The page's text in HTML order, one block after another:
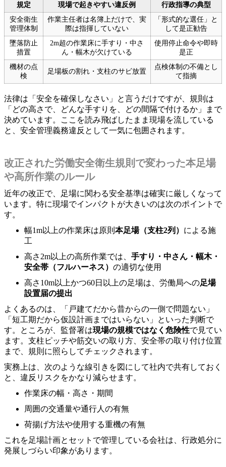
規定 現場で起きやすい違反例
行政指導の典型
安全衛生
管理体制
作業主任者は名簿上だけで、実
際は指揮していない
「形式的な選任」と
して是正勧告
墜落防止
措置
2m超の作業床に手すり・中さ
ん・幅木が欠けている
使用停止命令や即時
是正
機材の点
検
足場板の割れ・支柱のサビ放置
点検体制の不備とし
て指摘
法律は「安全を確保しなさい」と言うだけですが、規則は
「どの高さで、どんな手すりを、どの間隔で付けるか」まで
決めています。ここを読み飛ばしたまま現場を流している
と、安全管理義務違反として一気に包囲されます。
改正された労働安全衛生規則で変わった本足場
や高所作業のルール
近年の改正で、足場に関わる安全基準は確実に厳しくなって
います。特に現場でインパクトが大きいのは次のポイントで
す。
幅1m以上の作業床は原則 本足場（支柱2列） による施
工
高さ2m以上の高所作業では、 手すり・中さん・幅木・
安全帯（フルハーネス） の適切な使用
高さ10m以上かつ60日以上の足場は、労働局への足場
設置届の提出
よくあるのは、「戸建てだから昔からの一側で問題ない」
「短工期だから仮設計画まではいらない」といった判断で
す。ところが、監督署は現場の規模ではなく危険性で見てい
ます。支柱ピッチや筋交いの取り方、安全帯の取り付け位置
まで、規則に照らしてチェックされます。
実務上は、次のような線引きを図にして社内で共有しておく
と、違反リスクをかなり減らせます。
作業床の幅・高さ・期間
周囲の交通量や通行人の有無
荷揚げ方法や使用する重機の有無
これを足場計画とセットで管理している会社は、行政処分に
発展しづらい印象があります。